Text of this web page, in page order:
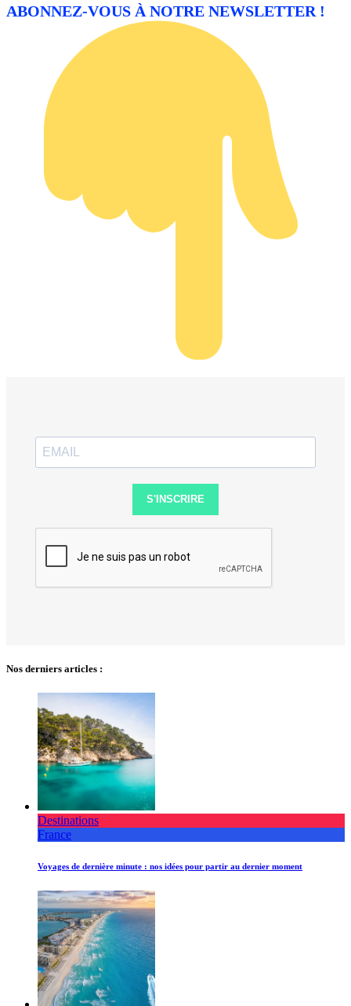
ABONNEZ-VOUS À NOTRE NEWSLETTER !
S'INSCRIRE
Nos derniers articles :
Destinations
France
Voyages de dernière minute : nos idées pour partir au dernier moment